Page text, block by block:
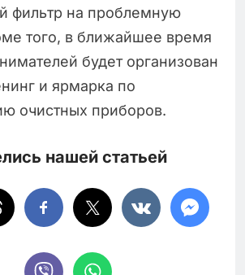
фильтр на проблемную
того, в ближайшее время
будет организован
и ярмарка по
очистных приборов.
нашей статьей